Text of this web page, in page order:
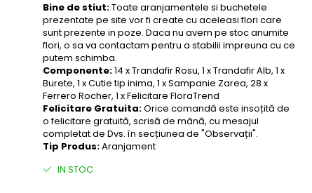
Bine de stiut:Toate aranjamentele si buchetele
prezentate pe site vor fi create cu aceleasi flori care
sunt prezente in poze. Daca nu avem pe stoc anumite
flori, o sa va contactam pentru a stabilii impreuna cu ce
putem schimba.
Componente:14 x Trandafir Rosu, 1 x Trandafir Alb, 1 x
Burete, 1 x Cutie tip inima, 1 x Sampanie Zarea, 28 x
Ferrero Rocher, 1 x Felicitare FloraTrend
Felicitare Gratuita:Orice comandă este insoțită de
o felicitare gratuită, scrisă de mână, cu mesajul
completat de Dvs. în secțiunea de "Observații".
Tip Produs:Aranjament
IN STOC